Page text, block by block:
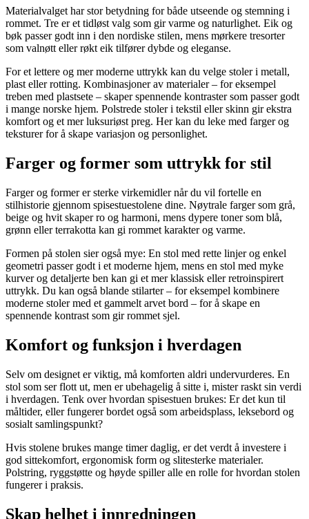
Materialvalget har stor betydning for både utseende og stemning i
rommet. Tre er et tidløst valg som gir varme og naturlighet. Eik og
bøk passer godt inn i den nordiske stilen, mens mørkere tresorter
som valnøtt eller røkt eik tilfører dybde og eleganse.
For et lettere og mer moderne uttrykk kan du velge stoler i metall,
plast eller rotting. Kombinasjoner av materialer – for eksempel
treben med plastsete – skaper spennende kontraster som passer godt
i mange norske hjem. Polstrede stoler i tekstil eller skinn gir ekstra
komfort og et mer luksuriøst preg. Her kan du leke med farger og
teksturer for å skape variasjon og personlighet.
Farger og former som uttrykk for stil
Farger og former er sterke virkemidler når du vil fortelle en
stilhistorie gjennom spisestuestolene dine. Nøytrale farger som grå,
beige og hvit skaper ro og harmoni, mens dypere toner som blå,
grønn eller terrakotta kan gi rommet karakter og varme.
Formen på stolen sier også mye: En stol med rette linjer og enkel
geometri passer godt i et moderne hjem, mens en stol med myke
kurver og detaljerte ben kan gi et mer klassisk eller retroinspirert
uttrykk. Du kan også blande stilarter – for eksempel kombinere
moderne stoler med et gammelt arvet bord – for å skape en
spennende kontrast som gir rommet sjel.
Komfort og funksjon i hverdagen
Selv om designet er viktig, må komforten aldri undervurderes. En
stol som ser flott ut, men er ubehagelig å sitte i, mister raskt sin verdi
i hverdagen. Tenk over hvordan spisestuen brukes: Er det kun til
måltider, eller fungerer bordet også som arbeidsplass, leksebord og
sosialt samlingspunkt?
Hvis stolene brukes mange timer daglig, er det verdt å investere i
god sittekomfort, ergonomisk form og slitesterke materialer.
Polstring, ryggstøtte og høyde spiller alle en rolle for hvordan stolen
fungerer i praksis.
Skap helhet i innredningen